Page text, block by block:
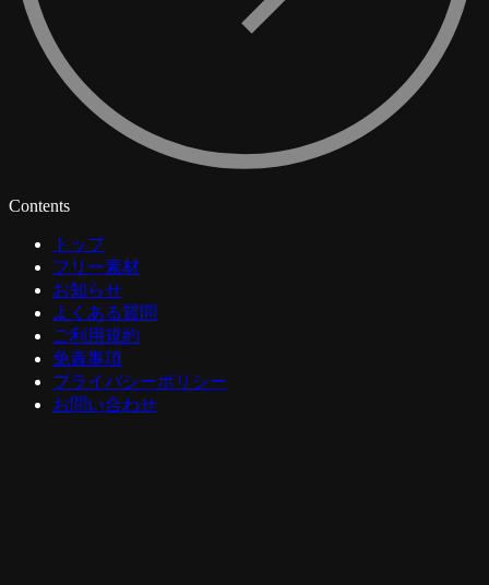
Contents
トップ
フリー素材
お知らせ
よくある質問
ご利用規約
免責事項
プライバシーポリシー
お問い合わせ